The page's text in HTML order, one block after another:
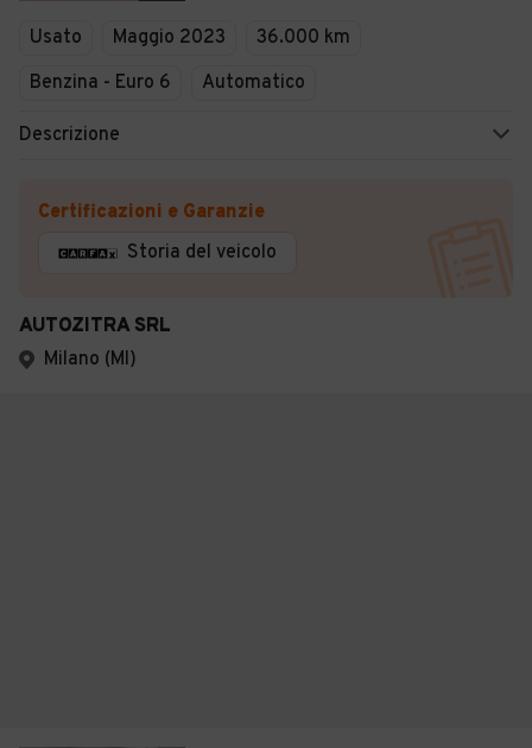
Usato Maggio 2023
36.000 km
Benzina - Euro 6
Automatico
Descrizione
Certificazioni e Garanzie
Storia del veicolo
AUTOZITRA SRL
Milano (MI)